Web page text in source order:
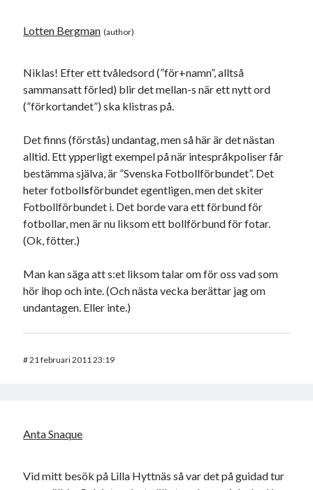
Lotten Bergman
Niklas! Efter ett tvåledsord (”för+namn”, alltså
sammansatt förled) blir det mellan-s när ett nytt ord
(”förkortandet”) ska klistras på.
Det finns (förstås) undantag, men så här är det nästan
alltid. Ett ypperligt exempel på när intespråkpoliser får
bestämma själva, är ”Svenska Fotbollförbundet”. Det
heter fotbollsförbundet egentligen, men det skiter
Fotbollförbundet i. Det borde vara ett förbund för
fotbollar, men är nu liksom ett bollförbund för fotar.
(Ok, fötter.)
Man kan säga att s:et liksom talar om för oss vad som
hör ihop och inte. (Och nästa vecka berättar jag om
undantagen. Eller inte.)
#21 februari 2011 23:19
Anta Snaque
Vid mitt besök på Lilla Hyttnäs så var det på guidad tur